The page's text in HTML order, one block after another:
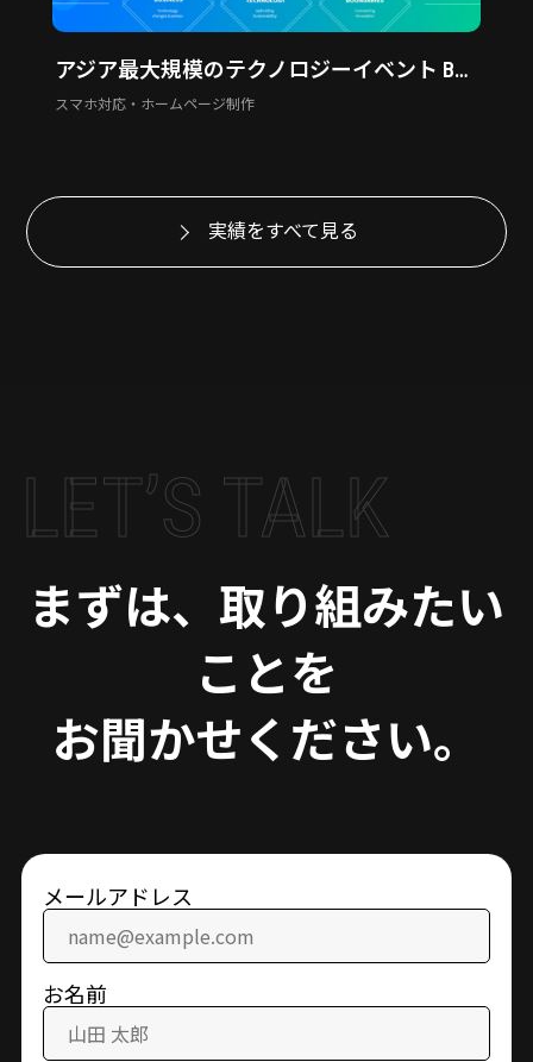
アジア最大規模のテクノロジーイベント BEYOND EXPO
スマホ対応・ホームページ制作
実績をすべて見る
LET’S TALK
まずは、取り組みたい
ことを
お聞かせください。
メールアドレス
お名前